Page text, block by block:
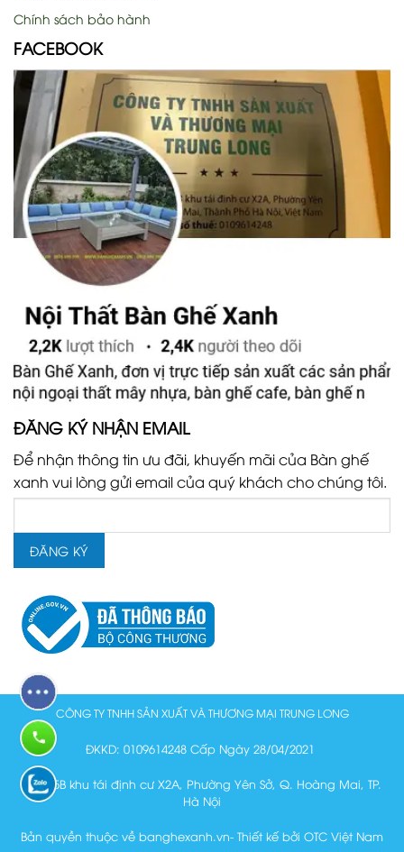
Chính sách bảo hành
FACEBOOK
ĐĂNG KÝ NHẬN EMAIL
Để nhận thông tin ưu đãi, khuyến mãi của Bàn ghế
xanh vui lòng gửi email của quý khách cho chúng tôi.
CÔNG TY TNHH SẢN XUẤT VÀ THƯƠNG MẠI TRUNG LONG
ĐKKD: 0109614248 Cấp Ngày 28/04/2021
Lô N15B khu tái định cư X2A, Phường Yên Sở, Q. Hoàng Mai, TP.
Hà Nội
Bản quyền thuộc về banghexanh.vn- Thiết kế bởi OTC Việt Nam